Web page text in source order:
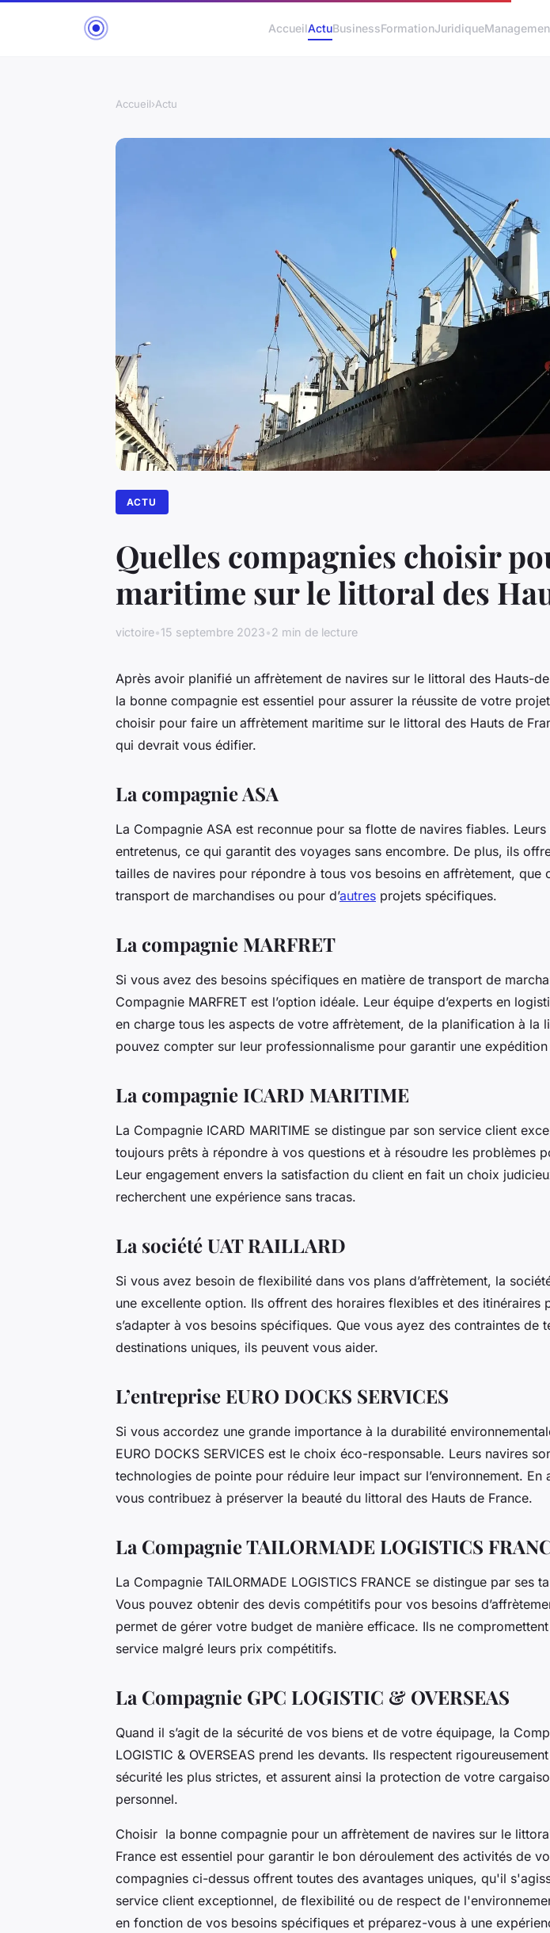
AccueilActuBusinessFormationJuridique
Accueil›Actu
ACTU
Quelles compagnies choisir
maritime sur le littoral des
victoire•15 septembre 2023•2 min de lecture
Après avoir planifié un affrètement de navires sur le littoral des Hauts-
la bonne compagnie est essentiel pour assurer la réussite de votre
choisir pour faire un affrètement maritime sur le littoral des Hauts de
qui devrait vous édifier.
La compagnie ASA
La Compagnie ASA est reconnue pour sa flotte de navires fiables.
entretenus, ce qui garantit des voyages sans encombre. De plus, ils
tailles de navires pour répondre à tous vos besoins en affrètement, que
transport de marchandises ou pour d’autres projets spécifiques.
La compagnie MARFRET
Si vous avez des besoins spécifiques en matière de transport de
Compagnie MARFRET est l’option idéale. Leur équipe d’experts en
en charge tous les aspects de votre affrètement, de la planification à la
pouvez compter sur leur professionnalisme pour garantir une
La compagnie ICARD MARITIME
La Compagnie ICARD MARITIME se distingue par son service client
toujours prêts à répondre à vos questions et à résoudre les problèmes
Leur engagement envers la satisfaction du client en fait un choix
recherchent une expérience sans tracas.
La société UAT RAILLARD
Si vous avez besoin de flexibilité dans vos plans d’affrètement, la
une excellente option. Ils offrent des horaires flexibles et des itinéraires
s’adapter à vos besoins spécifiques. Que vous ayez des contraintes de
destinations uniques, ils peuvent vous aider.
L’entreprise EURO DOCKS SERVICES
Si vous accordez une grande importance à la durabilité
EURO DOCKS SERVICES est le choix éco-responsable. Leurs navires
technologies de pointe pour réduire leur impact sur l’environnement. En
vous contribuez à préserver la beauté du littoral des Hauts de France.
La Compagnie TAILORMADE LOGISTICS
La Compagnie TAILORMADE LOGISTICS FRANCE se distingue par ses
Vous pouvez obtenir des devis compétitifs pour vos besoins
permet de gérer votre budget de manière efficace. Ils ne
service malgré leurs prix compétitifs.
La Compagnie GPC LOGISTIC & OVERSEAS
Quand il s’agit de la sécurité de vos biens et de votre équipage, la
LOGISTIC & OVERSEAS prend les devants. Ils respectent
sécurité les plus strictes, et assurent ainsi la protection de votre
personnel.
Choisir la bonne compagnie pour un affrètement de navires sur le
France est essentiel pour garantir le bon déroulement des activités de
compagnies ci-dessus offrent toutes des avantages uniques, qu'il
service client exceptionnel, de flexibilité ou de respect de
en fonction de vos besoins spécifiques et préparez-vous à une